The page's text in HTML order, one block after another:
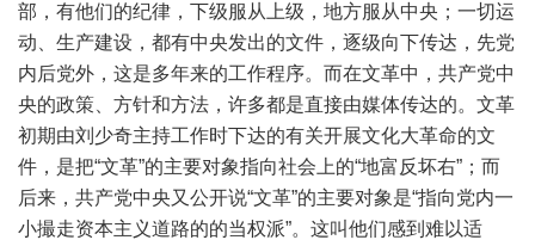
部，有他们的纪律，下级服从上级，地方服从中央；一切运
动、生产建设，都有中央发出的文件，逐级向下传达，先党
内后党外，这是多年来的工作程序。而在文革中，共产党中
央的政策、方针和方法，许多都是直接由媒体传达的。文革
初期由刘少奇主持工作时下达的有关开展文化大革命的文
件，是把“文革”的主要对象指向社会上的“地富反坏右”；而
后来，共产党中央又公开说“文革”的主要对象是“指向党内一
小撮走资本主义道路的的当权派”。这叫他们感到难以适